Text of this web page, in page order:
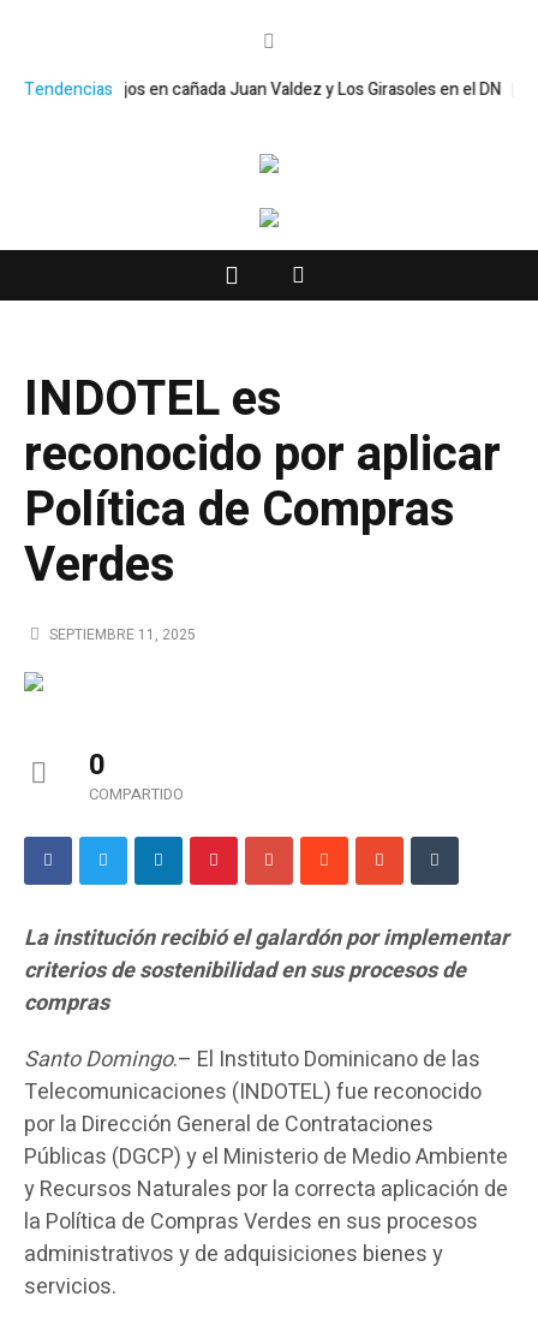
Tendencias
de trabajos en cañada Juan Valdez y Los Girasoles en el DN ¡45
INDOTEL es
reconocido por aplicar
Política de Compras
Verdes
SEPTIEMBRE 11, 2025
0
COMPARTIDO
La institución recibió el galardón por implementar
criterios de sostenibilidad en sus procesos de
compras
Santo Domingo.– El Instituto Dominicano de las
Telecomunicaciones (INDOTEL) fue reconocido
por la Dirección General de Contrataciones
Públicas (DGCP) y el Ministerio de Medio Ambiente
y Recursos Naturales por la correcta aplicación de
la Política de Compras Verdes en sus procesos
administrativos y de adquisiciones bienes y
servicios.